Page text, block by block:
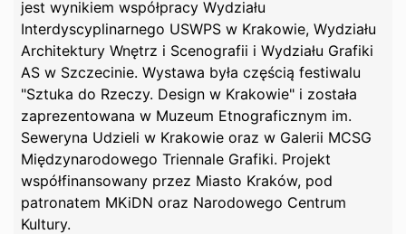
jest wynikiem współpracy Wydziału
Interdyscyplinarnego USWPS w Krakowie, Wydziału
Architektury Wnętrz i Scenografii i Wydziału Grafiki
AS w Szczecinie. Wystawa była częścią festiwalu
"Sztuka do Rzeczy. Design w Krakowie" i została
zaprezentowana w Muzeum Etnograficznym im.
Seweryna Udzieli w Krakowie oraz w Galerii MCSG
Międzynarodowego Triennale Grafiki. Projekt
współfinansowany przez Miasto Kraków, pod
patronatem MKiDN oraz Narodowego Centrum
Kultury.